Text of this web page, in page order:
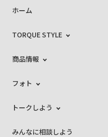
ホーム
TORQUE STYLE
商品情報
フォト
トークしよう
みんなに相談しよう